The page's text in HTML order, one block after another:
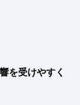
を受けやすく